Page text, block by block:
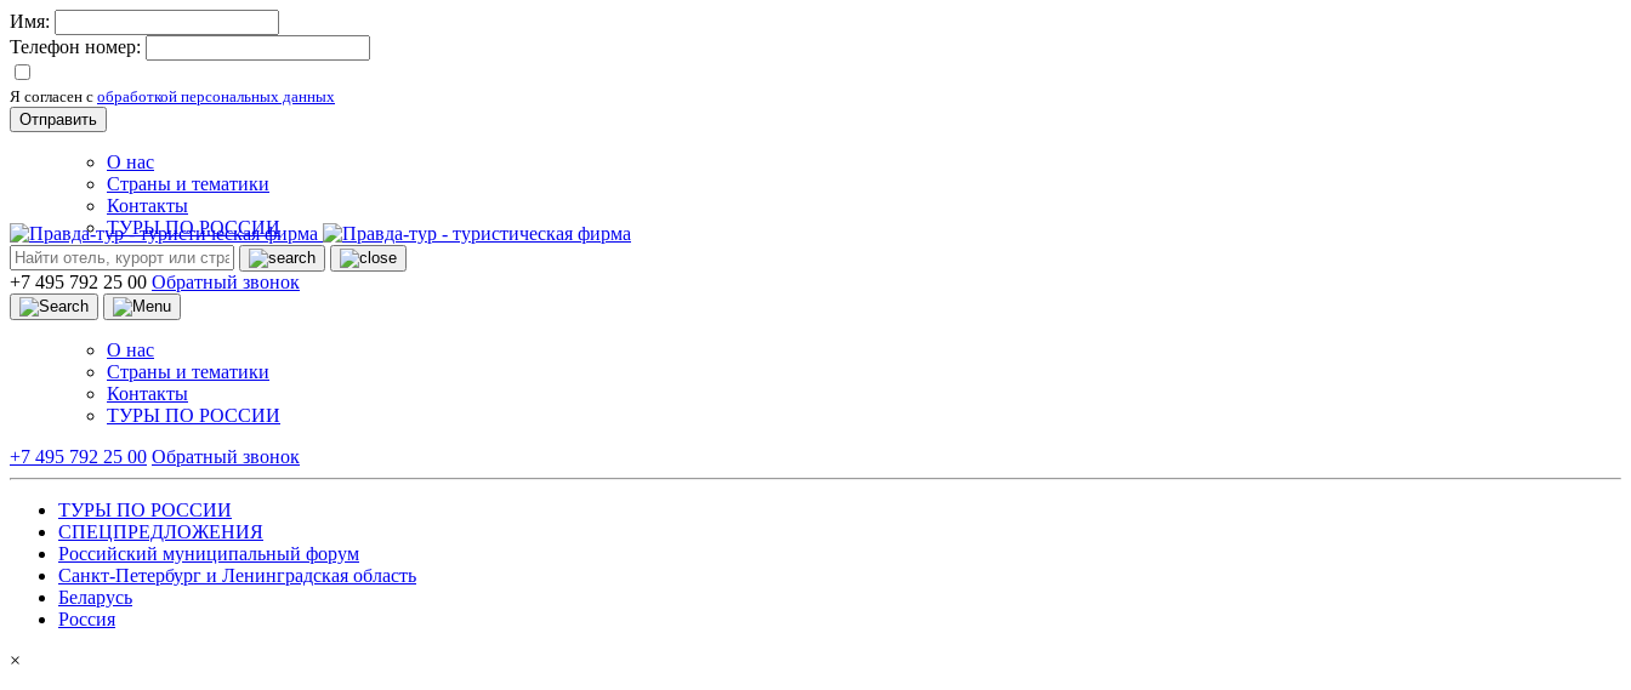
Имя:
Телефон номер:
Я согласен с обработкой персональных данных
Отправить
О нас
Страны и тематики
Контакты
ТУРЫ ПО РОССИИ
+7 495 792 25 00 Обратный звонок
О нас
Страны и тематики
Контакты
ТУРЫ ПО РОССИИ
+7 495 792 25 00 Обратный звонок
ТУРЫ ПО РОССИИ
СПЕЦПРЕДЛОЖЕНИЯ
Российский муниципальный форум
Санкт-Петербург и Ленинградская область
Беларусь
Россия
×